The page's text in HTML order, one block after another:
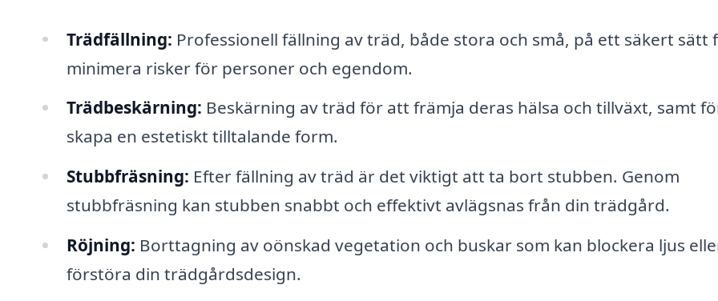
Trädfällning: Professionell fällning av träd, både stora och små, på ett säkert sätt
minimera risker för personer och egendom.
Trädbeskärning: Beskärning av träd för att främja deras hälsa och tillväxt, samt
skapa en estetiskt tilltalande form.
Stubbfräsning: Efter fällning av träd är det viktigt att ta bort stubben. Genom
stubbfräsning kan stubben snabbt och effektivt avlägsnas från din trädgård.
Röjning: Borttagning av oönskad vegetation och buskar som kan blockera ljus
förstöra din trädgårdsdesign.